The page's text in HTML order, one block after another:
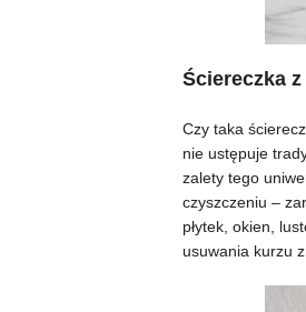
Ściereczka
Czy taka
nie ustępuje
zalety tego
czyszczeniu –
płytek, okien,
usuwania kurzu